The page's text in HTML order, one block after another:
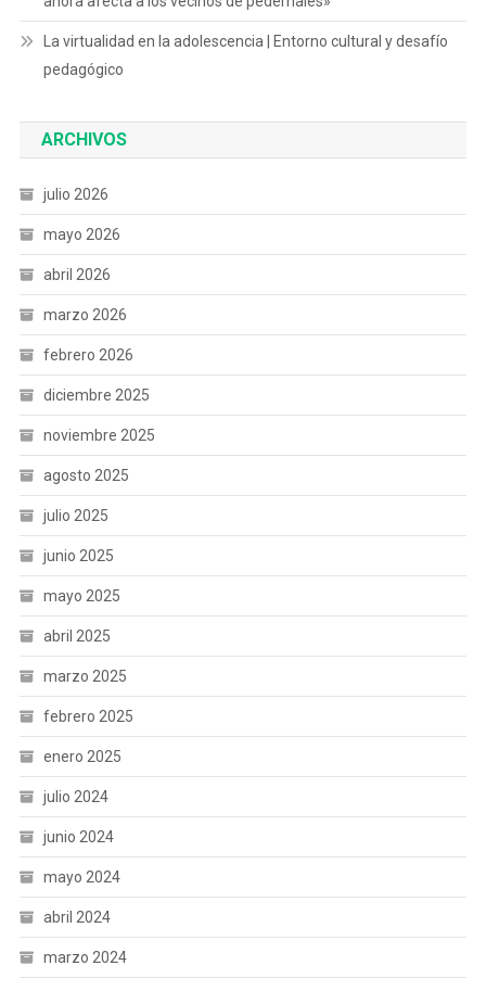
La virtualidad en la adolescencia | Entorno cultural y desafío
pedagógico
ARCHIVOS
julio 2026
mayo 2026
abril 2026
marzo 2026
febrero 2026
diciembre 2025
noviembre 2025
agosto 2025
julio 2025
junio 2025
mayo 2025
abril 2025
marzo 2025
febrero 2025
enero 2025
julio 2024
junio 2024
mayo 2024
abril 2024
marzo 2024